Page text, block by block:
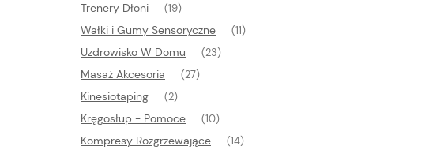
Trenery Dłoni (19)
Wałki i Gumy Sensoryczne (11)
Uzdrowisko W Domu (23)
Masaż Akcesoria (27)
Kinesiotaping (2)
Kręgosłup - Pomoce (10)
Kompresy Rozgrzewające (14)